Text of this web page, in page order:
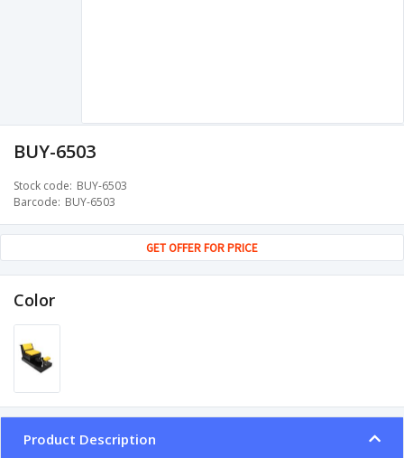
BUY-6503
Stock code BUY-6503
Barcode BUY-6503
GET OFFER FOR PRICE
Color
Product Description